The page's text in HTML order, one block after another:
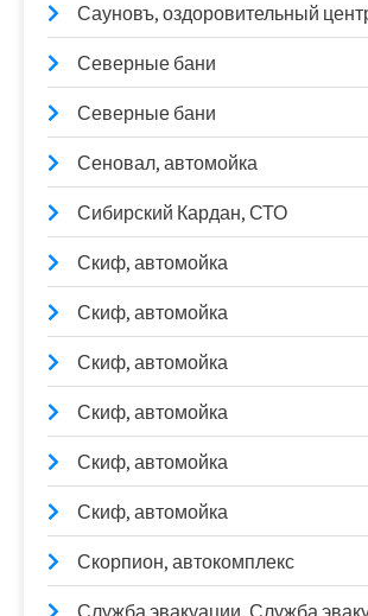
Сауновъ, оздоровительный
Северные бани
Северные бани
Сеновал, автомойка
Сибирский Кардан, СТО
Скиф, автомойка
Скиф, автомойка
Скиф, автомойка
Скиф, автомойка
Скиф, автомойка
Скиф, автомойка
Скорпион, автокомплекс